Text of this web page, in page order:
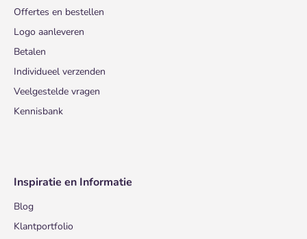
Offertes en bestellen
Logo aanleveren
Betalen
Individueel verzenden
Veelgestelde vragen
Kennisbank
Inspiratie en Informatie
Blog
Klantportfolio